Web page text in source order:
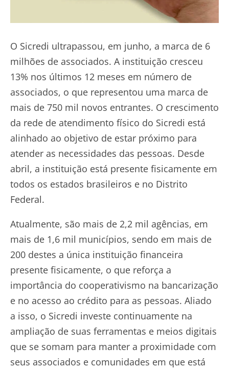
O Sicredi ultrapassou, em junho, a marca de 6
milhões de associados. A instituição cresceu
13% nos últimos 12 meses em número de
associados, o que representou uma marca de
mais de 750 mil novos entrantes. O crescimento
da rede de atendimento físico do Sicredi está
alinhado ao objetivo de estar próximo para
atender as necessidades das pessoas. Desde
abril, a instituição está presente fisicamente em
todos os estados brasileiros e no Distrito
Federal.
Atualmente, são mais de 2,2 mil agências, em
mais de 1,6 mil municípios, sendo em mais de
200 destes a única instituição financeira
presente fisicamente, o que reforça a
importância do cooperativismo na bancarização
e no acesso ao crédito para as pessoas. Aliado
a isso, o Sicredi investe continuamente na
ampliação de suas ferramentas e meios digitais
que se somam para manter a proximidade com
seus associados e comunidades em que está